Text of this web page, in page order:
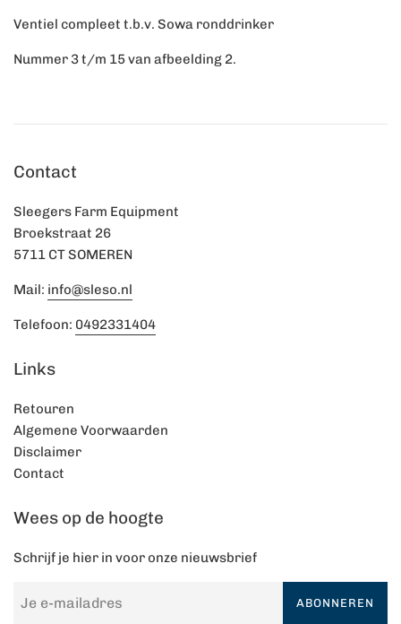
Ventiel compleet t.b.v. Sowa ronddrinker
Nummer 3 t/m 15 van afbeelding 2.
Contact
Sleegers Farm Equipment
Broekstraat 26
5711 CT SOMEREN
Mail: info@sleso.nl
Telefoon: 0492331404
Links
Retouren
Algemene Voorwaarden
Disclaimer
Contact
Wees op de hoogte
Schrijf je hier in voor onze nieuwsbrief
ABONNEREN